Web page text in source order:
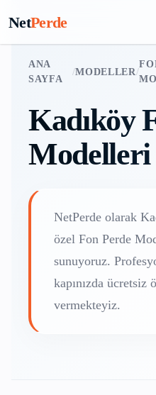
NetPerde
ANA
SAYFA
/MODELLER/
Kadıköy
Modelleri
NetPerde olarak
özel Fon Perde
sunuyoruz.
kapınızda
vermekteyiz.